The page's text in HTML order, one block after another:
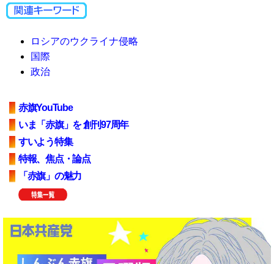
ロシアのウクライナ侵略
国際
政治
赤旗YouTube
いま「赤旗」を 創刊97周年
すいよう特集
特報、焦点・論点
「赤旗」の魅力